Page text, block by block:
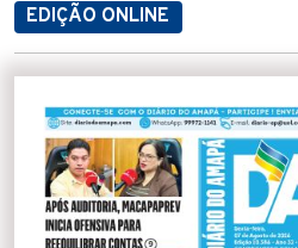
EDIÇÃO ONLINE